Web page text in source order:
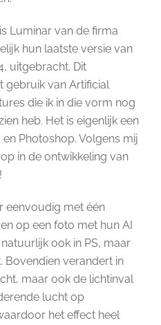
Luminar van de firma
hun laatste versie van
uitgebracht. Dit
gebruik van Artificial
die ik in die vorm nog
heb. Het is eigenlijk een
Photoshop. Volgens mij
in de ontwikkeling van
eenvoudig met één
op een foto met hun AI
ook in PS, maar
Bovendien verandert in
maar ook de lichtinval
lucht op
het effect heel